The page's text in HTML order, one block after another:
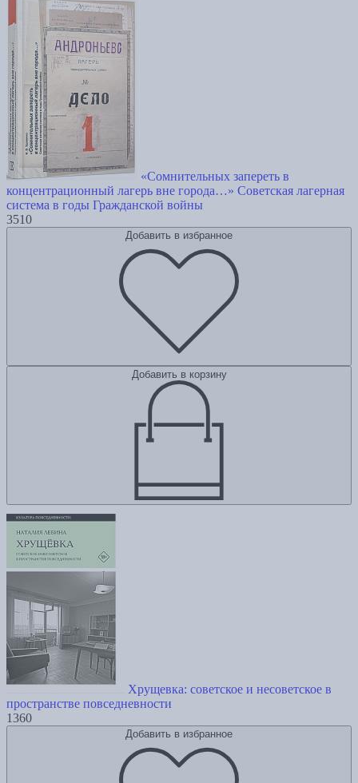
«Сомнительных запереть в
концентрационный лагерь вне города…» Советская лагерная
система в годы Гражданской войны
3510
Добавить в избранное
Добавить в корзину
Хрущевка: советское и несоветское в
пространстве повседневности
1360
Добавить в избранное